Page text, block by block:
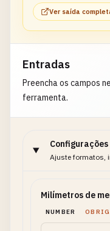
Ver saída
Entradas
Preencha os campos
ferramenta.
Configurações
Ajuste formatos,
Milímetros de
NUMBER